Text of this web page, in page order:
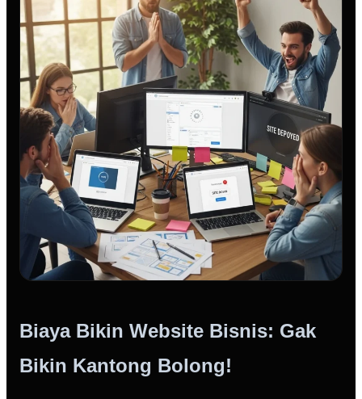
Biaya Bikin Website Bisnis: Gak
Bikin Kantong Bolong!